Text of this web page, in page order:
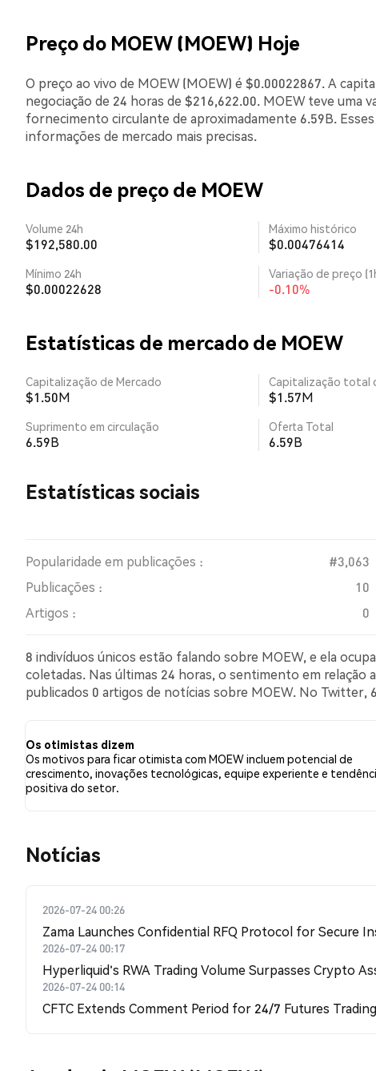
Preço do MOEW (MOEW) Hoje
O preço ao vivo de MOEW (MOEW) é $0.00022867. A
negociação de 24 horas de $216,622.00. MOEW teve uma
fornecimento circulante de aproximadamente 6.59B.
informações de mercado mais precisas.
Dados de preço de MOEW
Volume 24h
$192,580.00
Máximo histórico
$0.00476414
Mínimo 24h
$0.00022628
Variação de preço
-0.10%
Estatísticas de mercado de MOEW
Capitalização de Mercado
$1.50M
Capitalização total
$1.57M
Suprimento em circulação
6.59B
Oferta Total
6.59B
Estatísticas sociais
Popularidade em publicações : #3,063
Publicações :
10
Artigos :
0
8 indivíduos únicos estão falando sobre MOEW, e ela
coletadas. Nas últimas 24 horas, o sentimento em relação
publicados 0 artigos de notícias sobre MOEW. No
Os otimistas dizem
Os motivos para ficar otimista com MOEW incluem potencial de
crescimento, inovações tecnológicas, equipe experiente e
positiva do setor.
​​Notícias​​
2026-07-24 00:26
Zama Launches Confidential RFQ Protocol for Secure
2026-07-24 00:17
Hyperliquid's RWA Trading Volume Surpasses Crypto
2026-07-24 00:14
CFTC Extends Comment Period for 24/7 Futures